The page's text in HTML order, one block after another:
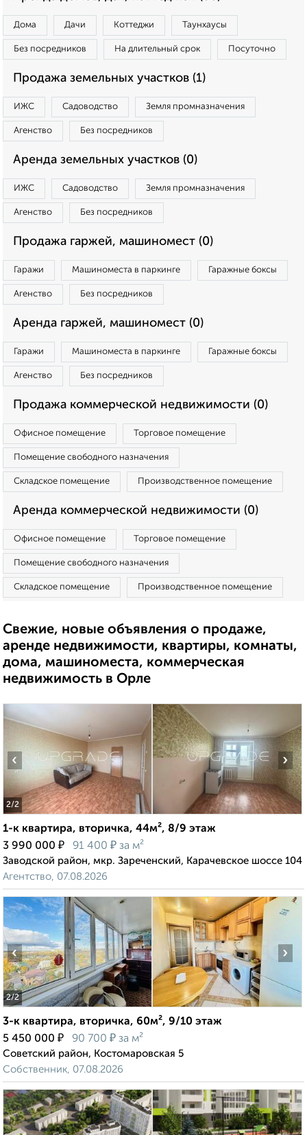
Дома Дачи Коттеджи Таунхаусы
Без посредников На длительный срок Посуточно
Продажа земельных участков (1)
ИЖС Садоводство Земля промназначения
Агенство Без посредников
Аренда земельных участков (0)
ИЖС Садоводство Земля промназначения
Агенство Без посредников
Продажа гаржей, машиномест (0)
Гаражи Машиноместа в паркинге Гаражные боксы
Агенство Без посредников
Аренда гаржей, машиномест (0)
Гаражи Машиноместа в паркинге Гаражные боксы
Агенство Без посредников
Продажа коммерческой недвижимости (0)
Офисное помещение Торговое помещение
Помещение свободного назначения
Складское помещение Производственное помещение
Аренда коммерческой недвижимости (0)
Офисное помещение Торговое помещение
Помещение свободного назначения
Складское помещение Производственное помещение
Свежие, новые объявления о продаже,
аренде недвижимости, квартиры, комнаты,
дома, машиноместа, коммерческая
недвижимость в Орле
2/2
‹ ›
1-к квартира, вторичка, 44м², 8/9 этаж
3 990 000 ₽ 91 400 ₽ за м²
Заводской район, мкр. Зареченский, Карачевское шоссе 104
Агентство, 07.08.2026
2/2
‹ ›
3-к квартира, вторичка, 60м², 9/10 этаж
5 450 000 ₽ 90 700 ₽ за м²
Советский район, Костомаровская 5
Собственник, 07.08.2026